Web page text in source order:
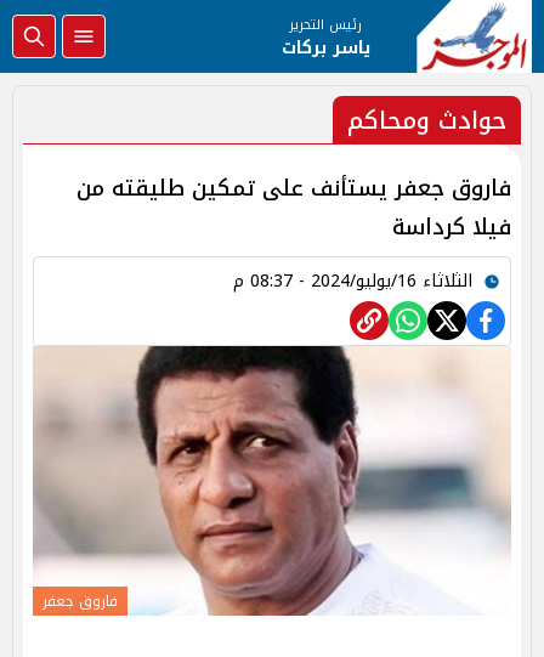
رئيس التحرير
ياسر بركات
حوادث ومحاكم
فاروق جعفر يستأنف على تمكين طليقته من
فيلا كرداسة
الثلاثاء 16/يوليو/2024 - 08:37 م
فاروق جعفر